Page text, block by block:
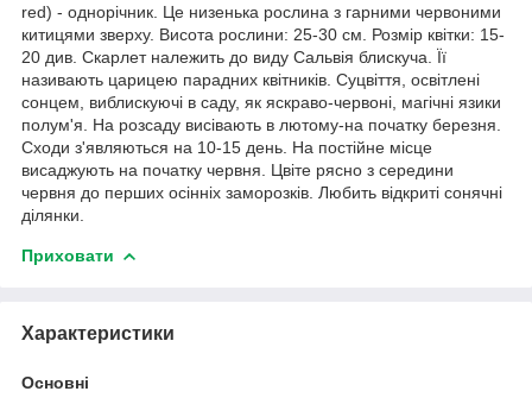
red) - однорічник. Це низенька рослина з гарними червоними
китицями зверху. Висота рослини: 25-30 см. Розмір квітки: 15-
20 див. Скарлет належить до виду Сальвія блискуча. Її
називають царицею парадних квітників. Суцвіття, освітлені
сонцем, виблискуючі в саду, як яскраво-червоні, магічні язики
полум'я. На розсаду висівають в лютому-на початку березня.
Сходи з'являються на 10-15 день. На постійне місце
висаджують на початку червня. Цвіте рясно з середини
червня до перших осінніх заморозків. Любить відкриті сонячні
ділянки.
Приховати
Характеристики
Основні